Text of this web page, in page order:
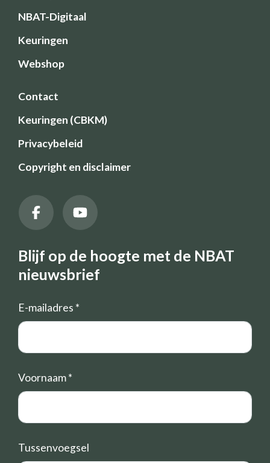
NBAT-Digitaal
Keuringen
Webshop
Contact
Keuringen (CBKM)
Privacybeleid
Copyright en disclaimer
Blijf op de hoogte met de NBAT
nieuwsbrief
E-mailadres *
Voornaam*
Tussenvoegsel